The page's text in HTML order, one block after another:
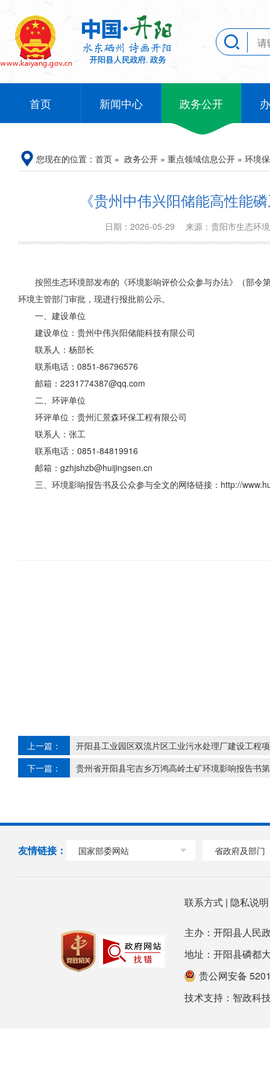
首页 新闻中心 政务公开
您现在的位置： 首页 » 政务公开 » 重点领域信息公开 » 环境
《贵州中伟兴阳储能高性能
日期：2026-05-29 来源：贵阳市生态
按照生态环境部发布的《环境影响评价公众参与办法》（部
环境主管部门审批，现进行报批前公示。
一、建设单位
建设单位：贵州中伟兴阳储能科技有限公司
联系人：杨部长
联系电话：0851-86796576
邮箱：2231774387@qq.com
二、环评单位
环评单位：贵州汇景森环保工程有限公司
联系人：张工
联系电话：0851-84819916
邮箱：gzhjshzb@huijingsen.cn
三、环境影响报告书及公众参与全文的网络链接：http://
上一篇：
开阳县工业园区双流片区工业污水处理厂建设工程
下一篇：
贵州省开阳县宅吉乡万鸿高岭土矿环境影响报告书
友情链接： 国家部委网站 省政府及部门
联系方式| 隐私说
主办：开阳县人民
地址：开阳县磷都
贵公网安备
技术支持： 智政科